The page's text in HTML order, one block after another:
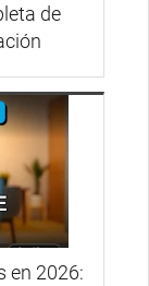
de
en 2026: